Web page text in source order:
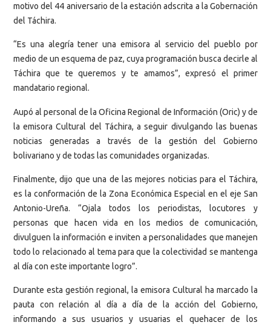
motivo del 44 aniversario de la estación adscrita a la Gobernación
del Táchira.
“Es una alegría tener una emisora al servicio del pueblo por
medio de un esquema de paz, cuya programación busca decirle al
Táchira que te queremos y te amamos”, expresó el primer
mandatario regional.
Aupó al personal de la Oficina Regional de Información (Oric) y de
la emisora Cultural del Táchira, a seguir divulgando las buenas
noticias generadas a través de la gestión del Gobierno
bolivariano y de todas las comunidades organizadas.
Finalmente, dijo que una de las mejores noticias para el Táchira,
es la conformación de la Zona Económica Especial en el eje San
Antonio-Ureña. “Ojala todos los periodistas, locutores y
personas que hacen vida en los medios de comunicación,
divulguen la información e inviten a personalidades que manejen
todo lo relacionado al tema para que la colectividad se mantenga
al día con este importante logro”.
Durante esta gestión regional, la emisora Cultural ha marcado la
pauta con relación al día a día de la acción del Gobierno,
informando a sus usuarios y usuarias el quehacer de los